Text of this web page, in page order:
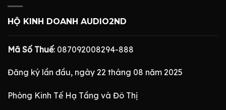
HỘ KINH DOANH AUDIO2ND
Mã Số Thuế: 087092008294-888
Đăng ký lần đầu, ngày 22 tháng 08 năm 2025
Phòng Kinh Tế Hạ Tầng và Đô Thị